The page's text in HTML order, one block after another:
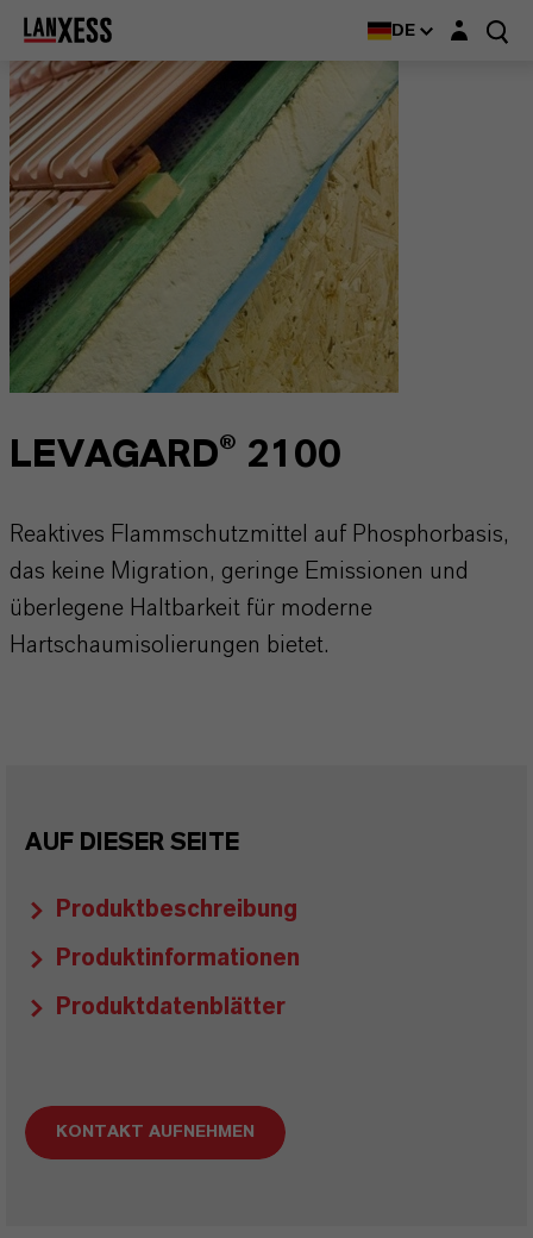
DE Login-Maske
LEVAGARD® 2100
Reaktives Flammschutzmittel auf Phosphorbasis,
das keine Migration, geringe Emissionen und
überlegene Haltbarkeit für moderne
Hartschaumisolierungen bietet.
AUF DIESER SEITE
Produktbeschreibung
Produktinformationen
Produktdatenblätter
KONTAKT AUFNEHMEN